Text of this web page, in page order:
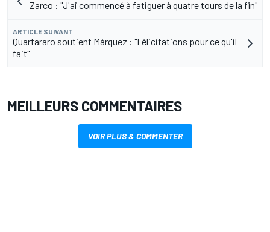
Zarco : "J'ai commencé à fatiguer à quatre tours de la fin"
ARTICLE SUIVANT
Quartararo soutient Márquez : "Félicitations pour ce qu'il
fait"
MEILLEURS COMMENTAIRES
VOIR PLUS & COMMENTER